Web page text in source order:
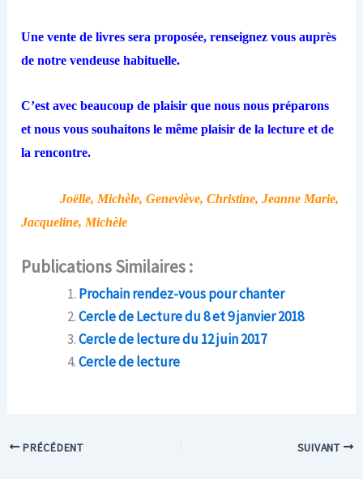
Une vente de livres sera proposée, renseignez vous auprès
de notre vendeuse habituelle.
C’est avec beaucoup de plaisir que nous nous préparons
et nous vous souhaitons le même plaisir de la lecture et de
la rencontre.
Joëlle, Michèle, Geneviève, Christine, Jeanne Marie,
Jacqueline, Michèle
Publications Similaires :
Prochain rendez-vous pour chanter
Cercle de Lecture du 8 et 9 janvier 2018
Cercle de lecture du 12 juin 2017
Cercle de lecture
PRÉCÉDENT SUIVANT